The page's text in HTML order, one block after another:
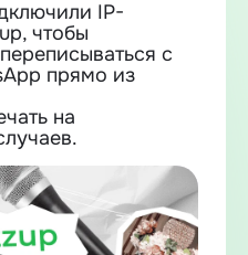
IP-
чтобы
с
прямо из
на